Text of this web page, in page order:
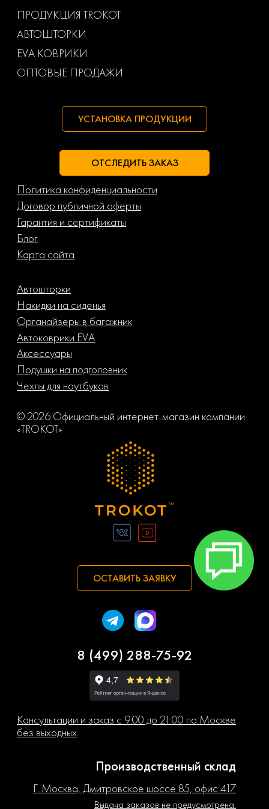
Маз
ПРОДУКЦИЯ TROKOT
АВТОШТОРКИ
EVA КОВРИКИ
ОПТОВЫЕ ПРОДАЖИ
УСТАНОВКА ПРОДУКЦИИ
ОТСЛЕДИТЬ ЗАКАЗ
Политика конфиденциальности
Договор публичной оферты
Гарантия и сертификаты
Блог
Карта сайта
Автошторки
Накидки на сиденья
Органайзеры в багажник
Автоковрики EVA
Аксессуары
Подушки на подголовник
Чехлы для ноутбуков
© 2026 Официальный интернет-магазин компании
«TROKOT»
ОСТАВИТЬ ЗАЯВКУ
8 (499) 288-75-92
Консультации и заказ с 9:00 до 21:00 по Москве
без выходных
Производственный склад
Г. Москва, Дмитровское шоссе 85, офис 417
Выдача заказов не предусмотрена.